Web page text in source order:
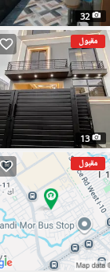
32
مقبول
13
مقبول